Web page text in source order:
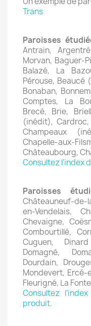
Trans
Paroisses
Antrain,
Morvan, Baguer-
Balazé, La
Pérouse, Beaucé
Bonaban,
Comptes, La
Brecé, Brie,
(inédit), Cardroc,
Champeaux
Chapelle-aux-
Châteaubourg,
Consultez l'index
Paroisses
Châteauneuf-de-
en-Vendelais,
Chevaigne,
Combourtillé,
Cuguen,
Domagné,
Dourdain,
Mondevert, Ercé-
Fleurigné, La
Consultez
produit.